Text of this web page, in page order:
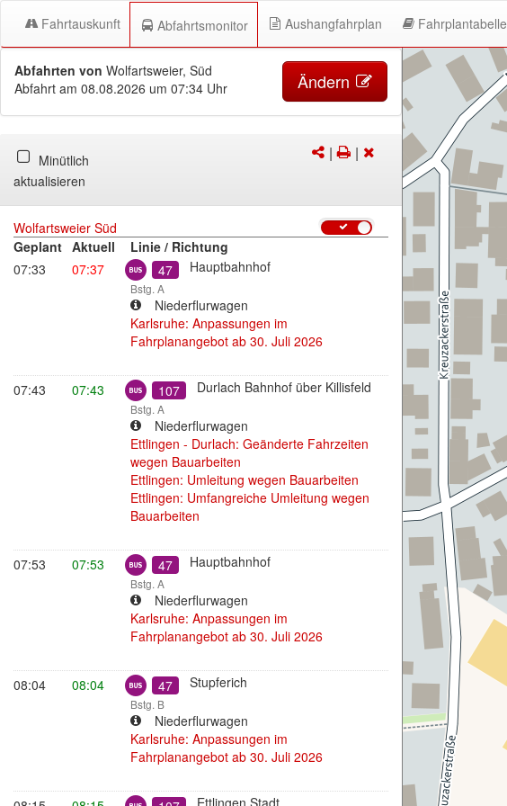
Fahrtauskunft Abfahrtsmonitor Aushangfahrplan Fahrplantabelle
Abfahrten von Wolfartsweier, Süd
Abfahrt am 08.08.2026 um 07:34 Uhr Ändern
Minütlich
aktualisieren
Versenden/Teilen
des
| Drucken
|
Abfahrtsergebnis
schließen
Wolfartsweier Süd
Geplant Aktuell
Linie / Richtung
07:33
07:37 Bus
47 Hauptbahnhof
Bstg. A
Niederflurwagen
Karlsruhe: Anpassungen im
Fahrplanangebot ab 30. Juli 2026
07:43 07:43 Regionalbus
107 Durlach Bahnhof über Killisfeld
Bstg. A
Niederflurwagen
Ettlingen - Durlach: Geänderte Fahrzeiten
wegen Bauarbeiten
Ettlingen: Umleitung wegen Bauarbeiten
Ettlingen: Umfangreiche Umleitung wegen
Bauarbeiten
07:53 07:53 Bus
47 Hauptbahnhof
Bstg. A
Niederflurwagen
Karlsruhe: Anpassungen im
Fahrplanangebot ab 30. Juli 2026
08:04 08:04 Bus
47 Stupferich
Bstg. B
Niederflurwagen
Karlsruhe: Anpassungen im
Fahrplanangebot ab 30. Juli 2026
RegionalbusEttlingen Stadt